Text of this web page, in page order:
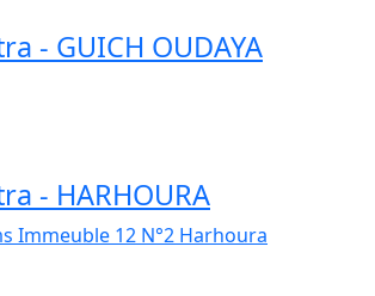
- GUICH OUDAYA
- HARHOURA
Immeuble 12 N°2 Harhoura